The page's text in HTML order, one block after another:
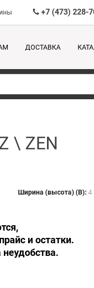
+7 (473) 228-
ДОСТАВКА
\ ZEN
Ширина (высота) (B): 4
и остатки.